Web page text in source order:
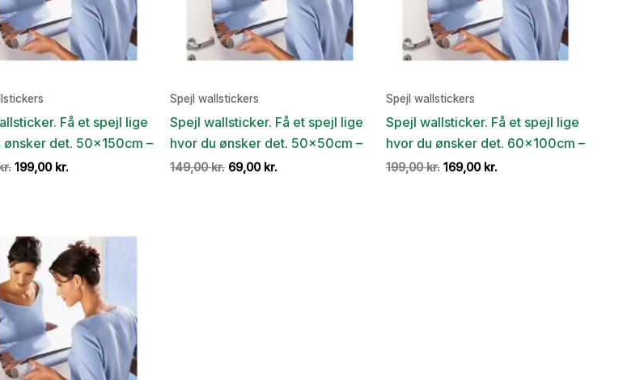
Få et spejl lige
ønsker det. 50x150cm –
Den
199,00 kr.
Spejl wallstickers
Spejl wallsticker. Få et spejl lige
hvor du ønsker det. 50x50cm –
149,00kr. Den
69,00 kr.
Spejl wallstickers
Spejl wallsticker. Få et spejl lige
hvor du ønsker det. 60x100cm –
199,00kr. Den
169,00 kr.Den